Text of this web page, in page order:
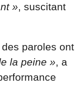
» , suscitant
paroles ont
la peine » , a